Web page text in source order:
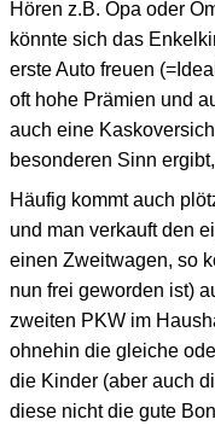
Hören z.B. Opa oder
könnte sich das
erste Auto freuen
oft hohe Prämien und
auch eine
besonderen Sinn
Häufig kommt auch
und man verkauft den
einen Zweitwagen, so
nun frei geworden ist)
zweiten PKW im
ohnehin die gleiche
die Kinder (aber auch
diese nicht die gute